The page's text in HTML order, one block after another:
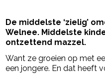
De middelste ‘zielig’
Welnee. Middelste
ontzettend mazzel.
Want ze groeien op met
een jongere. En dat heeft